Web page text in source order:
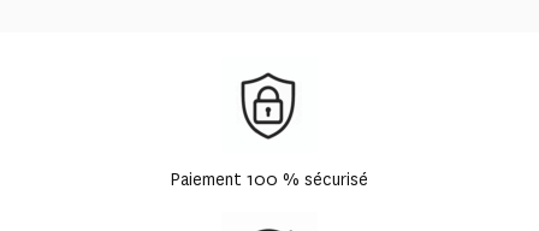
Paiement 100 % sécurisé